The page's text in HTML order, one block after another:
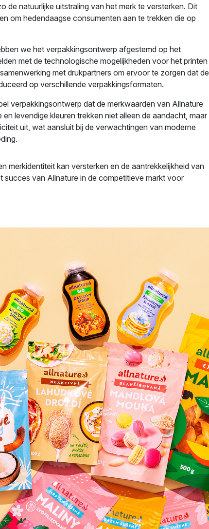
de natuurlijke uitstraling van het merk te versterken. Dit
om hedendaagse consumenten aan te trekken die op
we het verpakkingsontwerp afgestemd op het
met de technologische mogelijkheden voor het printen
met drukpartners om ervoor te zorgen dat de
op verschillende verpakkingsformaten.
verpakkingsontwerp dat de merkwaarden van Allnature
levendige kleuren trekken niet alleen de aandacht, maar
uit, wat aansluit bij de verwachtingen van moderne
merkidentiteit kan versterken en de aantrekkelijkheid van
van Allnature in de competitieve markt voor